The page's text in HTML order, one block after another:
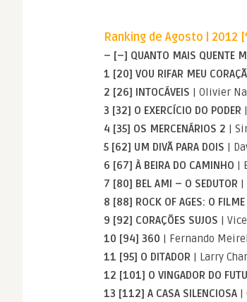
Ranking de Agosto | 2012
– [–] QUANTO MAIS QUENTE
1 [20] VOU RIFAR MEU
2 [26] INTOCÁVEIS | Olivier
3 [32] O EXERCÍCIO DO PODER
4 [35] OS MERCENÁRIOS 2 |
5 [62] UM DIVÃ PARA DOIS |
6 [67] À BEIRA DO CAMINHO |
7 [80] BEL AMI – O SEDUTOR |
8 [88] ROCK OF AGES: O FILME
9 [92] CORAÇÕES SUJOS |
10 [94] 360 | Fernando
11 [95] O DITADOR | Larry
12 [101] O VINGADOR DO
13 [112] A CASA SILENCIOSA |